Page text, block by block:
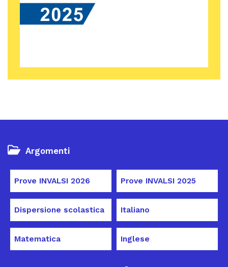
Argomenti
Prove INVALSI 2026 Prove INVALSI 2025
Dispersione scolastica Italiano
Matematica Inglese